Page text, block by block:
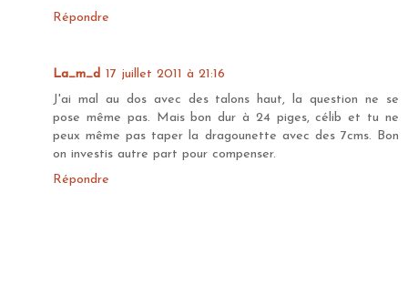
Répondre
La_m_d 17 juillet 2011 à 21:16
J'ai mal au dos avec des talons haut, la question ne se
pose même pas. Mais bon dur à 24 piges, célib et tu ne
peux même pas taper la dragounette avec des 7cms. Bon
on investis autre part pour compenser.
Répondre